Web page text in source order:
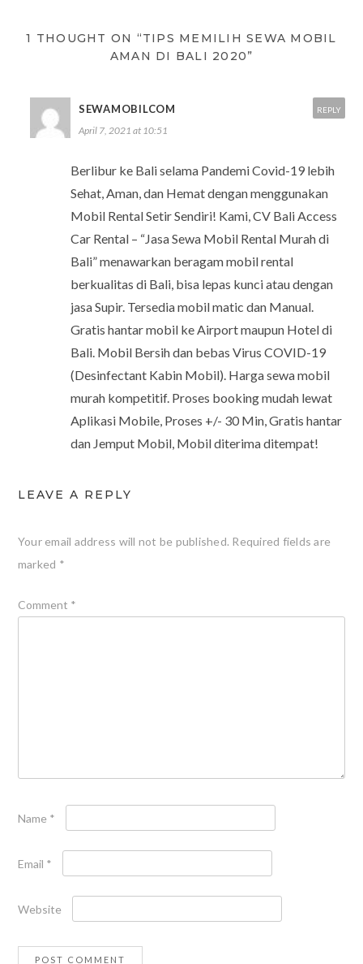
1 THOUGHT ON “TIPS MEMILIH SEWA MOBIL
AMAN DI BALI 2020”
SEWAMOBILCOM
April 7, 2021 at 10:51
Berlibur ke Bali selama Pandemi Covid-19 lebih
Sehat, Aman, dan Hemat dengan menggunakan
Mobil Rental Setir Sendiri! Kami, CV Bali Access
Car Rental – “Jasa Sewa Mobil Rental Murah di
Bali” menawarkan beragam mobil rental
berkualitas di Bali, bisa lepas kunci atau dengan
jasa Supir. Tersedia mobil matic dan Manual.
Gratis hantar mobil ke Airport maupun Hotel di
Bali. Mobil Bersih dan bebas Virus COVID-19
(Desinfectant Kabin Mobil). Harga sewa mobil
murah kompetitif. Proses booking mudah lewat
Aplikasi Mobile, Proses +/- 30 Min, Gratis hantar
dan Jemput Mobil, Mobil diterima ditempat!
REPLY
LEAVE A REPLY
Your email address will not be published. Required fields are
marked *
Comment *
Name *
Email *
Website